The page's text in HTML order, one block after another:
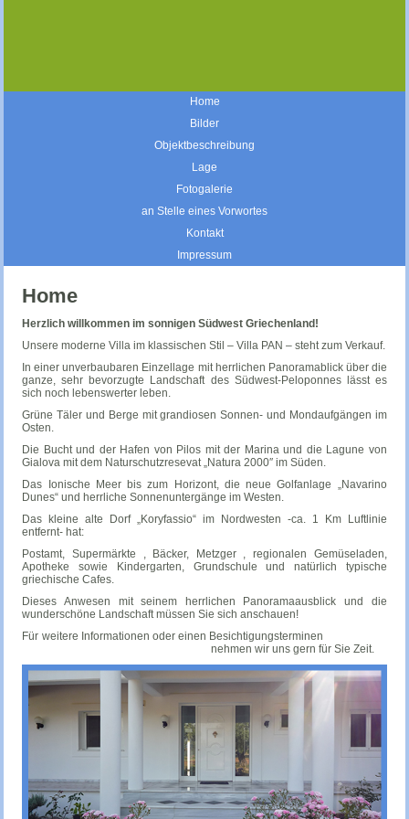
Home
Bilder
Objektbeschreibung
Lage
Fotogalerie
an Stelle eines Vorwortes
Kontakt
Impressum
Home
Herzlich willkommen im sonnigen SüdwestGriechenland!
Unsere moderne Villa im klassischen Stil – Villa PAN – steht zum Verkauf.
In einer unverbaubaren Einzellage mit herrlichen Panoramablick über die
ganze, sehr bevorzugte Landschaft des Südwest-Peloponnes lässt es
sich noch lebenswerter leben.
Grüne Täler und Berge mit grandiosen Sonnen- und Mondaufgängen im
Osten.
Die Bucht und der Hafen von Pilos mit der Marina und die Lagune von
Gialova mit dem Naturschutzresevat „Natura 2000″ im Süden.
Das Ionische Meer bis zum Horizont, die neue Golfanlage „Navarino
Dunes“ und herrliche Sonnenuntergänge im Westen.
Das kleine alte Dorf „Koryfassio“ im Nordwesten -ca. 1 Km Luftlinie
entfernt- hat:
Postamt, Supermärkte , Bäcker, Metzger , regionalen Gemüseladen,
Apotheke sowie Kindergarten, Grundschule und natürlich typische
griechische Cafes.
Dieses Anwesen mit seinem herrlichen Panoramaausblick und die
wunderschöne Landschaft müssen Sie sich anschauen!
Für weitere Informationen oder einen Besichtigungsterminen
nehmen wir uns gern für Sie Zeit.